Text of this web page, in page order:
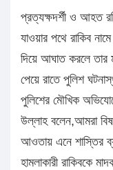
প্রত্যক্ষদর্শী ও আহত
যাওয়ার পথে রাকিব
দিয়ে আঘাত করলে তার
পেয়ে রাতে পুলিশ
পুলিশের মৌখিক
উল্লাহ বলেন,আমরা
আওতায় এনে শাস্তির
হামলাকারী রাকিবকে